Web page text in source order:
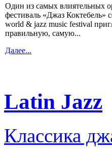
Один из самых влиятельных
фестиваль «Джаз Коктебель»
world & jazz music festival
правильную, самую...
Далее...
Latin Jazz
Классика